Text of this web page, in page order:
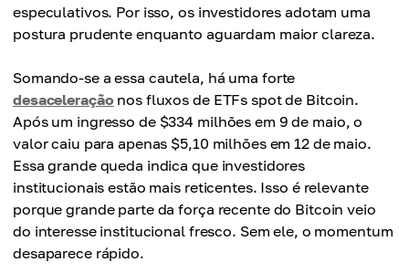
especulativos. Por isso, os investidores adotam uma
postura prudente enquanto aguardam maior clareza.
Somando-se a essa cautela, há uma forte
desaceleração nos fluxos de ETFs spot de Bitcoin.
Após um ingresso de $334 milhões em 9 de maio, o
valor caiu para apenas $5,10 milhões em 12 de maio.
Essa grande queda indica que investidores
institucionais estão mais reticentes. Isso é relevante
porque grande parte da força recente do Bitcoin veio
do interesse institucional fresco. Sem ele, o momentum
desaparece rápido.